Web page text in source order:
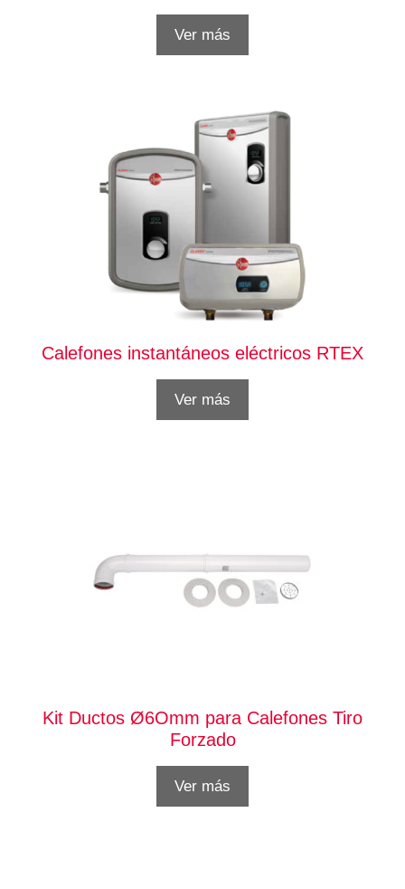
Ver más
Calefones instantáneos eléctricos RTEX
Ver más
Kit Ductos Ø6Omm para Calefones Tiro
Forzado
Ver más